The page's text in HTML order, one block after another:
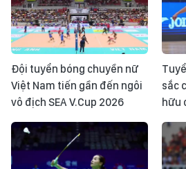
Đội tuyển bóng chuyền nữ
Việt Nam tiến gần đến ngôi
vô địch SEA V.Cup 2026
sắc
hữu